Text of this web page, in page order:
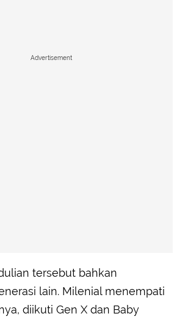
Advertisement
tersebut bahkan
lain. Milenial menempati
diikuti Gen X dan Baby